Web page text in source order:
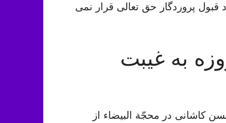
قبول پروردگار حق تعالی قرار نمی
به غیبت
کاشانی در محجّة البیضاء از